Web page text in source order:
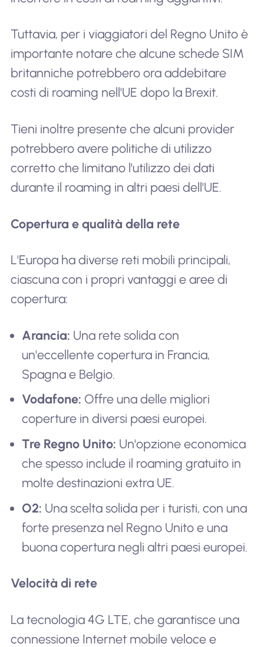
Tuttavia, per i viaggiatori del Regno Unito è
importante notare che alcune schede SIM
britanniche potrebbero ora addebitare
costi di roaming nell'UE dopo la Brexit.
Tieni inoltre presente che alcuni provider
potrebbero avere politiche di utilizzo
corretto che limitano l'utilizzo dei dati
durante il roaming in altri paesi dell'UE.
Copertura e qualità della rete
L'Europa ha diverse reti mobili principali,
ciascuna con i propri vantaggi e aree di
copertura:
Arancia: Una rete solida con
un'eccellente copertura in Francia,
Spagna e Belgio.
Vodafone: Offre una delle migliori
coperture in diversi paesi europei.
Tre Regno Unito: Un'opzione economica
che spesso include il roaming gratuito in
molte destinazioni extra UE.
O2: Una scelta solida per i turisti, con una
forte presenza nel Regno Unito e una
buona copertura negli altri paesi europei.
Velocità di rete
La tecnologia 4G LTE, che garantisce una
connessione Internet mobile veloce e